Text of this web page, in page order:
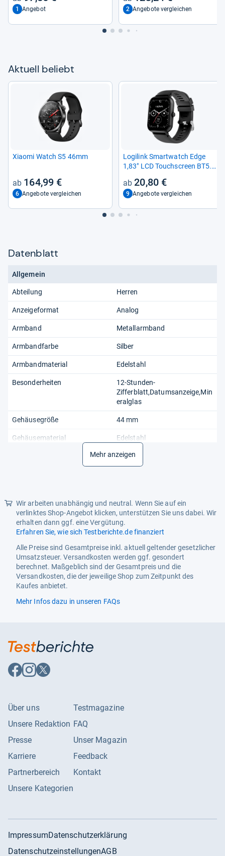
1 Angebot 2 Angebote vergleichen
Aktu­ell beliebt
Xiaomi Watch S5 46mm
164,99 €
6 Angebote vergleichen
Logi­link Smart­watch Edge
1,83" LCD Touch­s­creen BT5.2
20,80 €
9 Angebote vergleichen
Datenblatt
Allgemein
Abteilung Herren
Anzeigeformat Analog
Armband Metallarmband
Armbandfarbe Silber
Armbandmaterial Edelstahl
Besonderheiten
12-Stunden-
Zifferblatt,Datumsanzeige,Min
eralglas
Gehäusegröße 44 mm
Gehäusematerial Edelstahl
Nein
Box/Originalverpackung
Mit Original-Papieren Ja
Zifferblatt
Produktart Armbanduhr
Referenznummer
Stil traditional
Vintage
Zifferblatt-Einteilung Arabische Ziffern
Zifferblattfarbe
Mehr anzeigen
Wir arbeiten unabhängig und neutral. Wenn Sie auf ein
verlinktes Shop-Angebot klicken, unterstützen Sie uns dabei. Wir
erhalten dann ggf. eine Vergütung.
Erfahren Sie, wie sich Testberichte.de finanziert
Alle Preise sind Gesamtpreise inkl. aktuell geltender gesetzlicher
Umsatzsteuer. Versandkosten werden ggf. gesondert
berechnet. Maßgeblich sind der Gesamtpreis und die
Versandkosten, die der jeweilige Shop zum Zeitpunkt des
Kaufes anbietet.
Mehr Infos dazu in unseren FAQs
Auf
Facebook
Auf
Instagram
Auf
X
Über uns
Unsere Redaktion
Presse
Karriere
Partnerbereich
Unsere Kategorien
Testmagazine
FAQ
Unser Magazin
Feedback
Kontakt
ImpressumDatenschutzerklärung
DatenschutzeinstellungenAGB